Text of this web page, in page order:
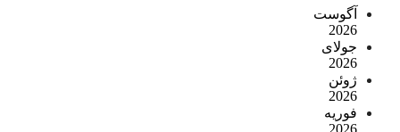
آگوست
2026
جولای
2026
ژوئن
2026
فوریه